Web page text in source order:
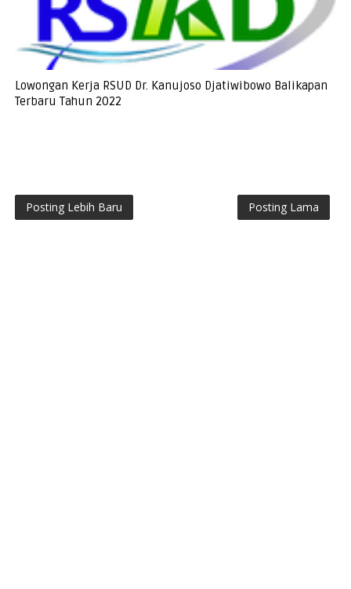
Lowongan Kerja RSUD Dr. Kanujoso Djatiwibowo Balikapan
Terbaru Tahun 2022
Posting Lebih Baru Posting Lama